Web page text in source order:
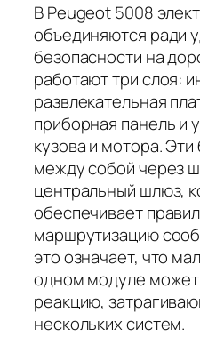
В Peugeot 5008
объединяются ради
безопасности на
работают три слоя:
развлекательная
приборная панель и
кузова и мотора.
между собой через
центральный шлюз,
обеспечивает
маршрутизацию
это означает, что
одном модуле
реакцию,
нескольких систем.